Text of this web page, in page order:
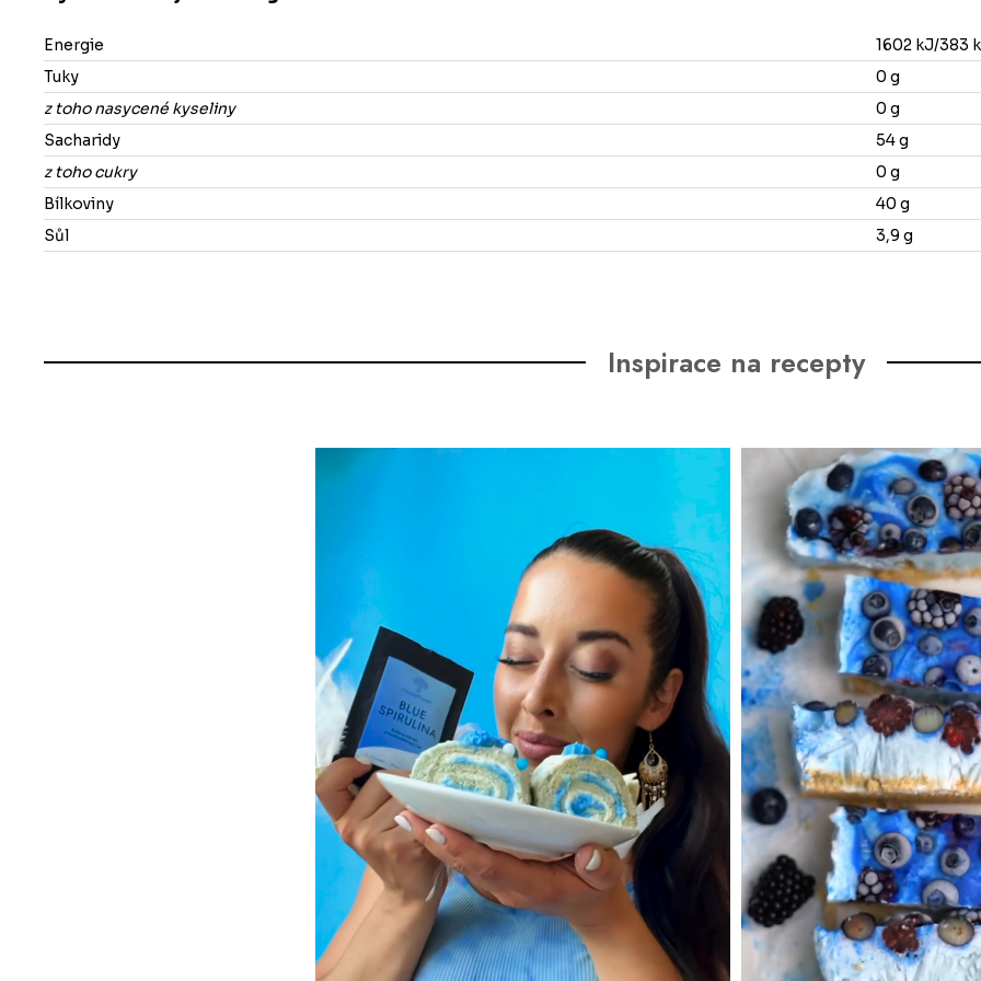
Energie
1602 kJ/383
Tuky
0 g
z toho nasycené kyseliny
0 g
Sacharidy
54 g
z toho cukry
0 g
Bílkoviny
40 g
Sůl
3,9 g
Inspirace na recepty